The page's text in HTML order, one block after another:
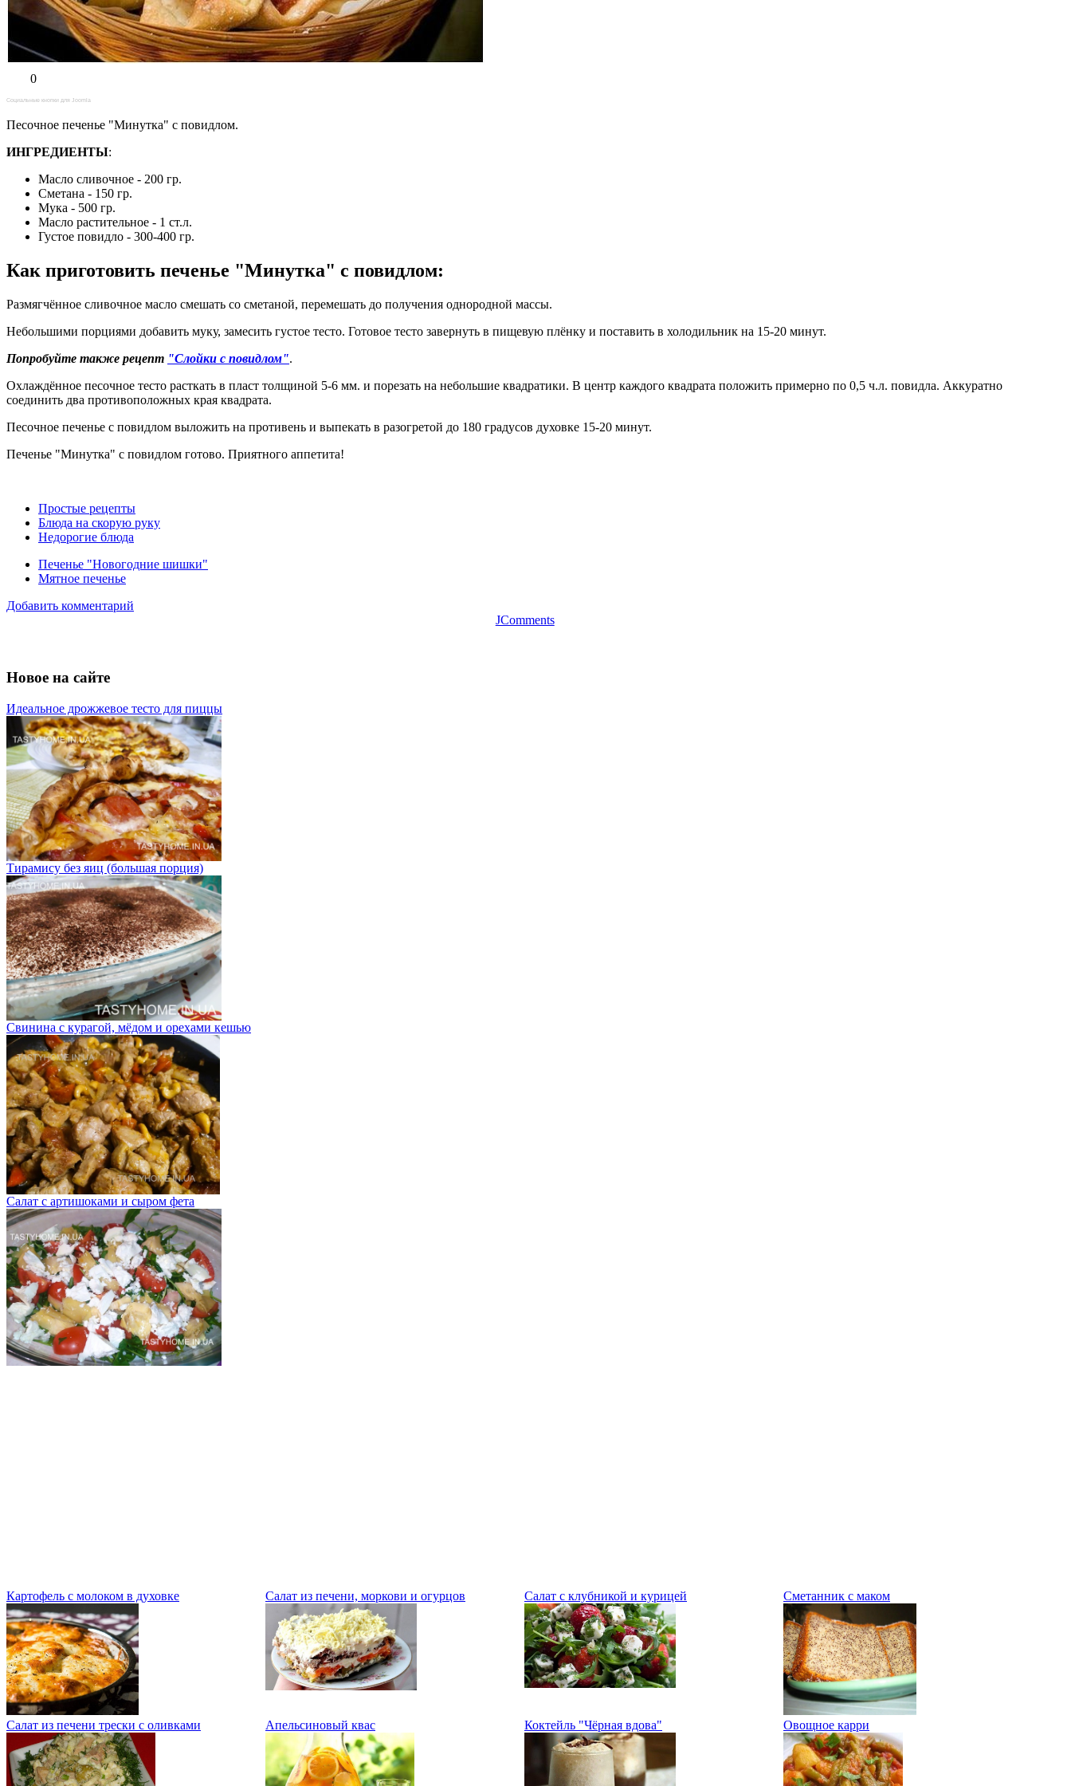
0
Социальные кнопки для Joomla
Песочное печенье "Минутка" с повидлом.
ИНГРЕДИЕНТЫ:
Масло сливочное - 200 гр.
Сметана - 150 гр.
Мука - 500 гр.
Масло растительное - 1 ст.л.
Густое повидло - 300-400 гр.
Как приготовить печенье "Минутка" с повидлом:
Размягчённое сливочное масло смешать со сметаной, перемешать до получения однородной массы.
Небольшими порциями добавить муку, замесить густое тесто. Готовое тесто завернуть в пищевую плёнку и поставить в холодильник на 15-20 минут.
Попробуйте также рецепт "Слойки с повидлом".
Охлаждённое песочное тесто расткать в пласт толщиной 5-6 мм. и порезать на небольшие квадратики. В центр каждого квадрата положить примерно по 0,5 ч.л. повидла. Аккуратно
соединить два противоположных края квадрата.
Песочное печенье с повидлом выложить на противень и выпекать в разогретой до 180 градусов духовке 15-20 минут.
Печенье "Минутка" с повидлом готово. Приятного аппетита!
Простые рецепты
Блюда на скорую руку
Недорогие блюда
Печенье "Новогодние шишки"
Мятное печенье
Добавить комментарий
JComments
Новое на сайте
Идеальное дрожжевое тесто для пиццы
Тирамису без яиц (большая порция)
Свинина с курагой, мёдом и орехами кешью
Салат с артишоками и сыром фета
Картофель с молоком в духовке Салат из печени, моркови и огурцов Салат с клубникой и курицей Сметанник с маком
Салат из печени трески с оливками Апельсиновый квас Коктейль "Чёрная вдова" Овощное карри